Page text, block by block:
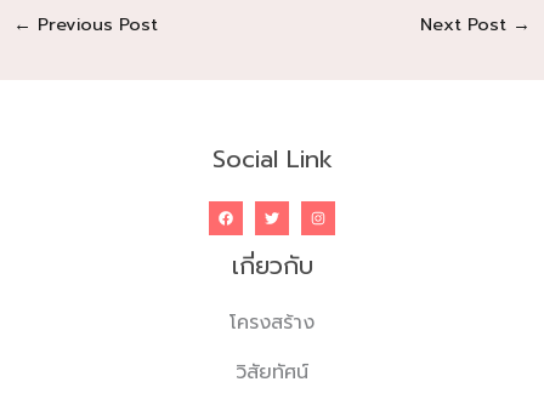
← Previous Post Next Post →
Social Link
เกี่ยวกับ
โครงสร้าง
วิสัยทัศน์